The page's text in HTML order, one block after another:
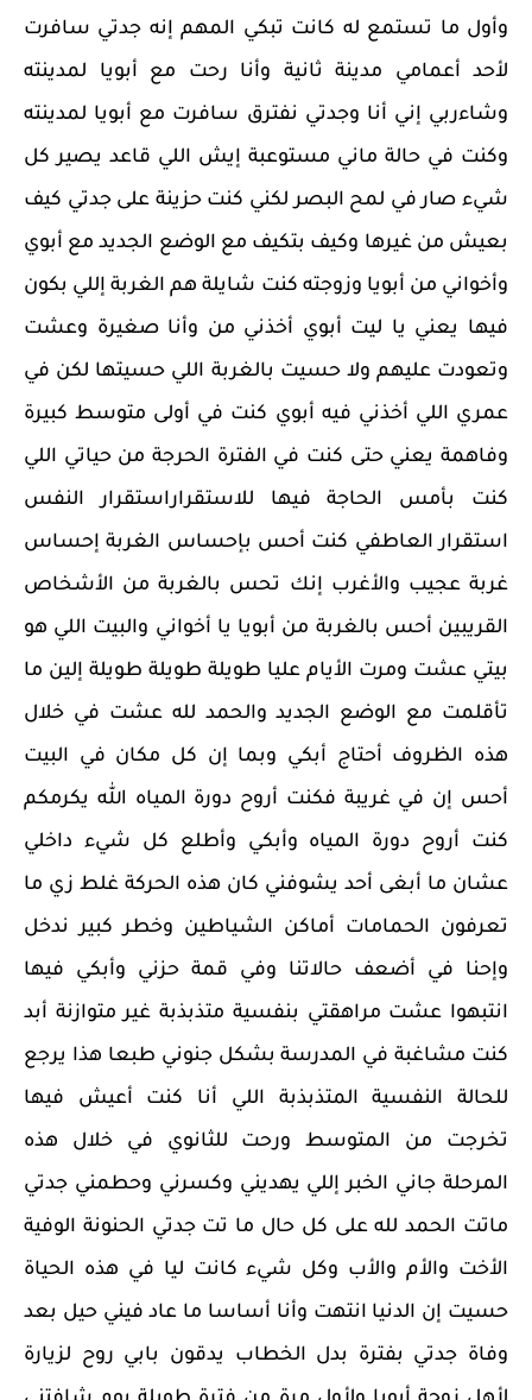
وأول ما تستمع له كانت تبكي المهم إنه جدتي سافرت
لأحد أعمامي مدينة ثانية وأنا رحت مع أبويا لمدينته
وشاءربي إني أنا وجدتي نفترق سافرت مع أبويا لمدينته
وكنت في حالة ماني مستوعبة إيش اللي قاعد يصير كل
شيء صار في لمح البصر لكني كنت حزينة على جدتي كيف
بعيش من غيرها وكيف بتكيف مع الوضع الجديد مع أبوي
وأخواني من أبويا وزوجته كنت شايلة هم الغربة إللي بكون
فيها يعني يا ليت أبوي أخذني من وأنا صغيرة وعشت
وتعودت عليهم ولا حسيت بالغربة اللي حسيتها لكن في
عمري اللي أخذني فيه أبوي كنت في أولى متوسط كبيرة
وفاهمة يعني حتى كنت في الفترة الحرجة من حياتي اللي
كنت بأمس الحاجة فيها للاستقراراستقرار النفس
استقرار العاطفي كنت أحس بإحساس الغربة إحساس
غربة عجيب والأغرب إنك تحس بالغربة من الأشخاص
القريبين أحس بالغربة من أبويا يا أخواني والبيت اللي هو
بيتي عشت ومرت الأيام عليا طويلة طويلة طويلة إلين ما
تأقلمت مع الوضع الجديد والحمد لله عشت في خلال
هذه الظروف أحتاج أبكي وبما إن كل مكان في البيت
أحس إن في غريبة فكنت أروح دورة المياه الله يكرمكم
كنت أروح دورة المياه وأبكي وأطلع كل شيء داخلي
عشان ما أبغى أحد يشوفني كان هذه الحركة غلط زي ما
تعرفون الحمامات أماكن الشياطين وخطر كبير ندخل
وإحنا في أضعف حالاتنا وفي قمة حزني وأبكي فيها
انتبهوا عشت مراهقتي بنفسية متذبذبة غير متوازنة أبد
كنت مشاغبة في المدرسة بشكل جنوني طبعا هذا يرجع
للحالة النفسية المتذبذبة اللي أنا كنت أعيش فيها
تخرجت من المتوسط ورحت للثانوي في خلال هذه
المرحلة جاني الخبر إللي يهديني وكسرني وحطمني جدتي
ماتت الحمد لله على كل حال ما تت جدتي الحنونة الوفية
الأخت والأم والأب وكل شيء كانت ليا في هذه الحياة
حسيت إن الدنيا انتهت وأنا أساسا ما عاد فيني حيل بعد
وفاة جدتي بفترة بدل الخطاب يدقون بابي روح لزيارة